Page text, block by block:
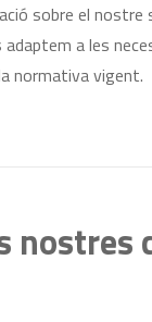
sobre el
adaptem a les
normativa vigent.
nostres